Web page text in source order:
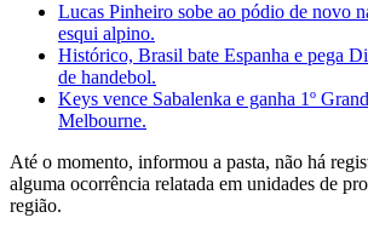
Lucas Pinheiro sobe ao pódio de novo
esqui alpino.
Histórico, Brasil bate Espanha e pega
de handebol.
Keys vence Sabalenka e ganha 1º
Melbourne.
Até o momento, informou a pasta, não há
alguma ocorrência relatada em unidades de
região.